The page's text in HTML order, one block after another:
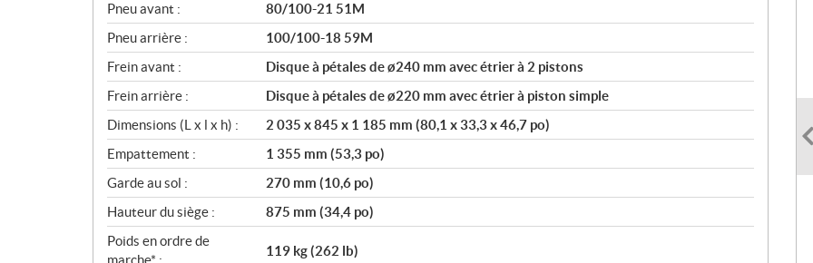
Pneu avant :
80/100-21 51M
Pneu arrière :
100/100-18 59M
Frein avant :
Disque à pétales de ø240 mm avec étrier à 2 pistons
Frein arrière :
Disque à pétales de ø220 mm avec étrier à piston simple
Dimensions (L x l x h) :
2 035 x 845 x 1 185 mm (80,1 x 33,3 x 46,7 po)
Empattement :
1 355 mm (53,3 po)
Garde au sol :
270 mm (10,6 po)
Hauteur du siège :
875 mm (34,4 po)
Poids en ordre de
marche* :
119 kg (262 lb)